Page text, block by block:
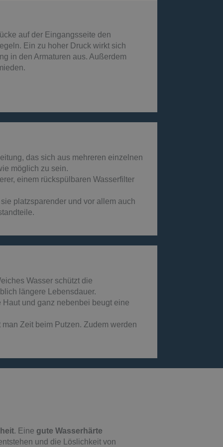
auf der Eingangsseite den
Ein zu hoher Druck wirkt sich
in den Armaturen aus. Außerdem
das sich aus mehreren einzelnen
möglich zu sein.
einem rückspülbaren Wasserfilter
platzsparender und vor allem auch
Wasser schützt die
längere Lebensdauer.
und ganz nebenbei beugt eine
Zeit beim Putzen. Zudem werden
. Eine gute Wasserhärte
und die Löslichkeit von